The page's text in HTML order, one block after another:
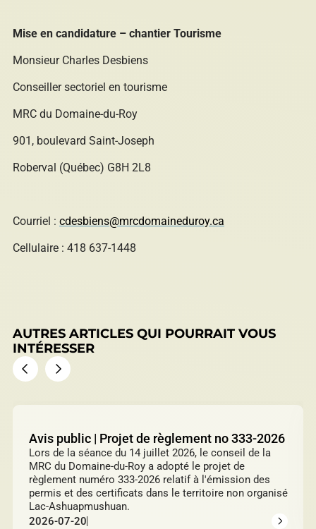
Mise en candidature – chantier Tourisme
Monsieur Charles Desbiens
Conseiller sectoriel en tourisme
MRC du Domaine-du-Roy
901, boulevard Saint-Joseph
Roberval (Québec) G8H 2L8
Courriel : cdesbiens@mrcdomaineduroy.ca
Cellulaire : 418 637-1448
AUTRES ARTICLES QUI POURRAIT VOUS
INTÉRESSER
Avis public | Projet de règlement no 333-2026
Lors de la séance du 14 juillet 2026, le conseil de la
MRC du Domaine-du-Roy a adopté le projet de
règlement numéro 333-2026 relatif à l'émission des
permis et des certificats dans le territoire non organisé
Lac-Ashuapmushuan.
2026-07-20